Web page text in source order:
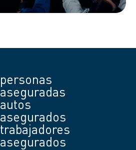
personas
aseguradas
autos
asegurados
trabajadores
asegurados